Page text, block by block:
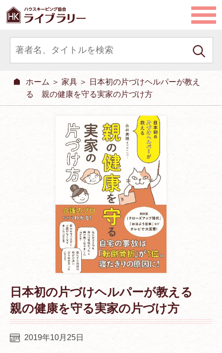
ホーム ＞ 家具 ＞ 日本初の片づけヘルパーが教え
る 親の健康を守る実家の片づけ方
日本初の片づけヘルパーが教える
親の健康を守る実家の片づけ方
2019年10月25日